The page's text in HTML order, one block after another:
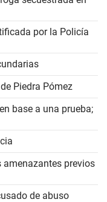
por la Policía
Piedra Pómez
base a una prueba;
previos
de abuso